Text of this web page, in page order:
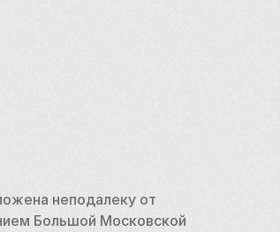
неподалеку от
Большой Московской